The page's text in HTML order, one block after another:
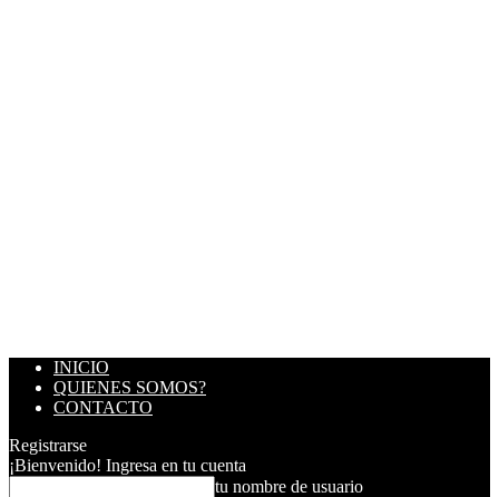
INICIO
QUIENES SOMOS?
CONTACTO
Registrarse
¡Bienvenido! Ingresa en tu cuenta
tu nombre de usuario